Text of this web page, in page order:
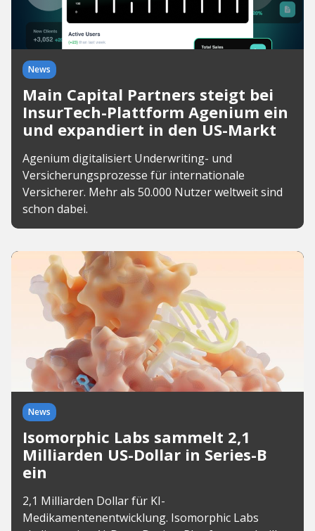
News
Main Capital Partners steigt bei
InsurTech-Plattform Agenium ein
und expandiert in den US-Markt
Agenium digitalisiert Underwriting- und
Versicherungsprozesse für internationale
Versicherer. Mehr als 50.000 Nutzer weltweit sind
schon dabei.
News
Isomorphic Labs sammelt 2,1
Milliarden US-Dollar in Series-B
ein
2,1 Milliarden Dollar für KI-
Medikamentenentwicklung. Isomorphic Labs